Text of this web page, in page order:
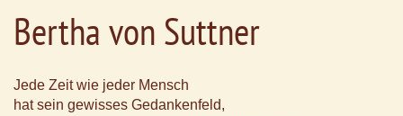
Bertha von Suttner
Jede Zeit wie jeder Mensch
hat sein gewisses Gedankenfeld,